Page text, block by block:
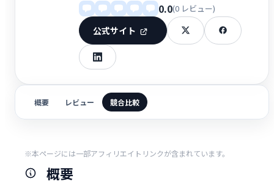
0.0(0 レビュー)
公式サイト
概要 レビュー 競合比較
※本ページには一部アフィリエイトリンクが含まれています。
概要